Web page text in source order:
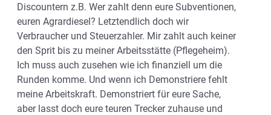
Discountern z.B. Wer zahlt denn eure Subventionen,
euren Agrardiesel? Letztendlich doch wir
Verbraucher und Steuerzahler. Mir zahlt auch keiner
den Sprit bis zu meiner Arbeitsstätte (Pflegeheim).
Ich muss auch zusehen wie ich finanziell um die
Runden komme. Und wenn ich Demonstriere fehlt
meine Arbeitskraft. Demonstriert für eure Sache,
aber lasst doch eure teuren Trecker zuhause und